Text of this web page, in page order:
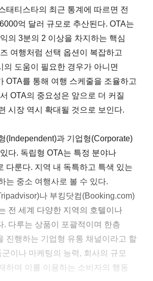
태티스타의 최근 통계에 따르면 전
억 달러 규모로 추산된다. OTA는
의 3분의 2 이상을 차지하는 핵심
여행처럼 선택 옵션이 복잡하고
의 도움이 필요한 경우가 아니면
OTA를 통해 여행 스케줄을 조율하고
OTA의 중요성은 앞으로 더 커질
시장 역시 확대될 것으로 보인다.
(Independent)과 기업형(Corporate)
다. 독립형 OTA는 특정 분야나
다룬다. 지역 내 독특하고 특색 있는
는 중소 여행사로 볼 수 있다.
나 부킹닷컴(Booking.com)
전 세계 다양한 지역의 호텔이나
. 다루는 상품이 포괄적이며 한층
진행하는 기업형 유통 채널이라고 할
이나 마케팅의 능력, 회사의 규모
하며 이를 이용하는 소비자의 행동